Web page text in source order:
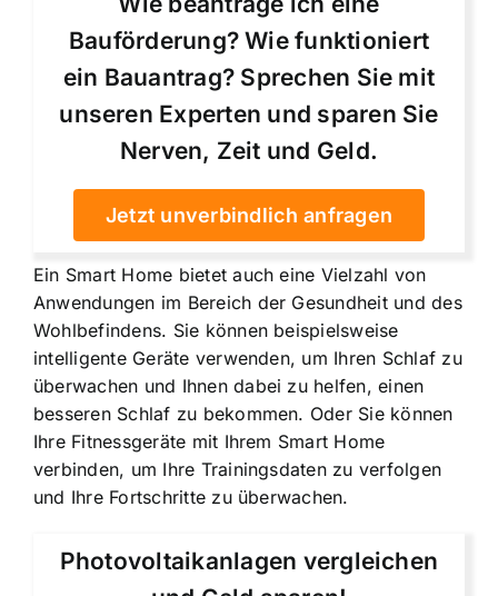
Bauförderung? Wie funktioniert
ein Bauantrag? Sprechen Sie mit
unseren Experten und sparen Sie
Nerven, Zeit und Geld.
Jetzt unverbindlich anfragen
Ein Smart Home bietet auch eine Vielzahl von
Anwendungen im Bereich der Gesundheit und des
Wohlbefindens. Sie können beispielsweise
intelligente Geräte verwenden, um Ihren Schlaf zu
überwachen und Ihnen dabei zu helfen, einen
besseren Schlaf zu bekommen. Oder Sie können
Ihre Fitnessgeräte mit Ihrem Smart Home
verbinden, um Ihre Trainingsdaten zu verfolgen
und Ihre Fortschritte zu überwachen.
Photovoltaikanlagen vergleichen